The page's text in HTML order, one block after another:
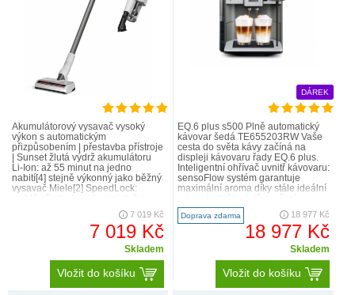
Akumulátorový vysavač vysoký
výkon s automatickým
přizpůsobením | přestavba přístroje
| Sunset žlutá výdrž akumulátoru
Li-Ion: až 55 minut na jedno
nabití[4] stejně výkonný jako běžný
vysavač Miele[2] SpeedLock:
přístroje na ruční i naopak leh..7 019 Kč
7 019 Kč
Skladem
Vložit do košíku
DÁREK
EQ.6 plus s500 Plně automatický
kávovar šedá TE655203RW Vaše
cesta do světa kávy začíná na
displeji kávovaru řady EQ.6 plus.
Inteligentní ohřívač uvnitř kávovaru:
sensoFlow systém garantuje
maximální aroma díky stále ideální
coffeeSe..
Doprava zdarma 18 977 Kč
18 977 Kč
Skladem
Vložit do košíku